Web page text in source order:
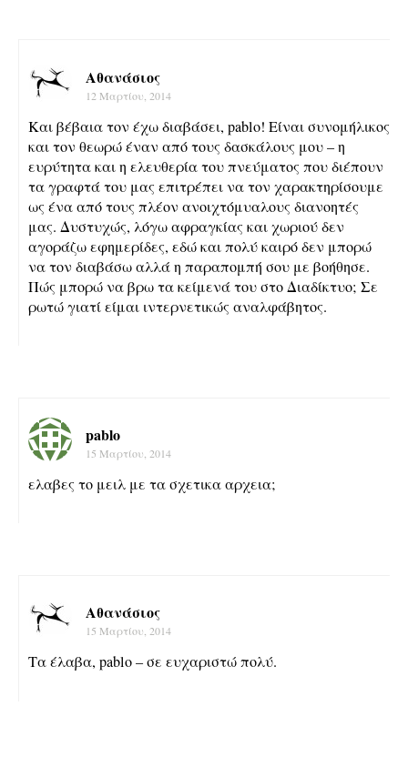
Αθανάσιος
12 Μαρτίου, 2014
Και βέβαια τον έχω διαβάσει, pablo! Είναι συνομήλικος
και τον θεωρώ έναν από τους δασκάλους μου – η
ευρύτητα και η ελευθερία του πνεύματος που διέπουν
τα γραφτά του μας επιτρέπει να τον χαρακτηρίσουμε
ως ένα από τους πλέον ανοιχτόμυαλους διανοητές
μας. Δυστυχώς, λόγω αφραγκίας και χωριού δεν
αγοράζω εφημερίδες, εδώ και πολύ καιρό δεν μπορώ
να τον διαβάσω αλλά η παραπομπή σου με βοήθησε.
Πώς μπορώ να βρω τα κείμενά του στο Διαδίκτυο; Σε
ρωτώ γιατί είμαι ιντερνετικώς αναλφάβητος.
pablo
15 Μαρτίου, 2014
ελαβες το μειλ με τα σχετικα αρχεια;
Αθανάσιος
15 Μαρτίου, 2014
Τα έλαβα, pablo – σε ευχαριστώ πολύ.